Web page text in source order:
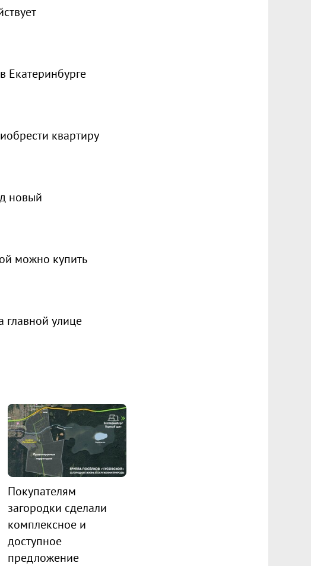
Екатеринбурге
квартиру
новый
можно купить
главной улице
Покупателям
загородки сделали
комплексное и
доступное
предложение